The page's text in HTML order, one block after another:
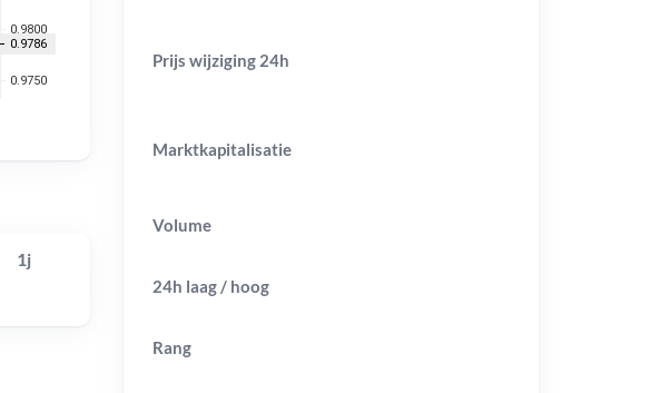
1j
Prijs wijziging 24h
Marktkapitalisatie
Volume
24h laag / hoog
Rang